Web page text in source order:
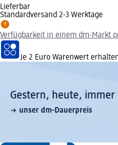
Lieferbar
Standardversand 2-3 Werktage
Verfügbarkeit in einem dm-Markt
Je 2 Euro Warenwert
Gestern, heute, immer
unser dm-Dauerpreis